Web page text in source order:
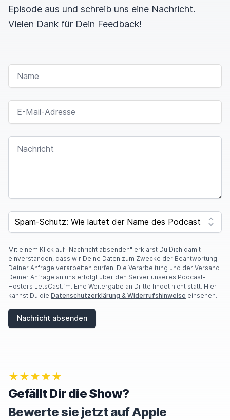
Episode aus und schreib uns eine Nachricht.
Vielen Dank für Dein Feedback!
NAME
E-MAIL-ADRESSE
NACHRICHT
SPAM CAPTCHA
Mit einem Klick auf "Nachricht absenden" erklärst Du Dich damit
einverstanden, dass wir Deine Daten zum Zwecke der Beantwortung
Deiner Anfrage verarbeiten dürfen. Die Verarbeitung und der Versand
Deiner Anfrage an uns erfolgt über den Server unseres Podcast-
Hosters LetsCast.fm. Eine Weitergabe an Dritte findet nicht statt. Hier
kannst Du die Datenschutzerklärung & Widerrufshinweise einsehen.
Nachricht absenden
★★★★★
Gefällt Dir die Show?
Bewerte sie jetzt auf Apple